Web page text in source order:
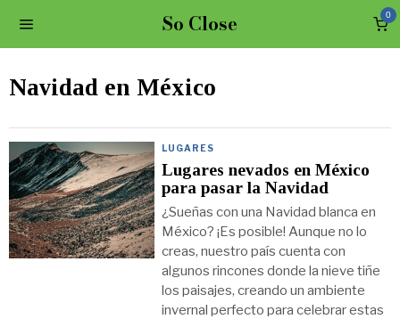
So Close 0
Navidad en México
LUGARES
Lugares nevados en México
para pasar la Navidad
¿Sueñas con una Navidad blanca en
México? ¡Es posible! Aunque no lo
creas, nuestro país cuenta con
algunos rincones donde la nieve tiñe
los paisajes, creando un ambiente
invernal perfecto para celebrar estas